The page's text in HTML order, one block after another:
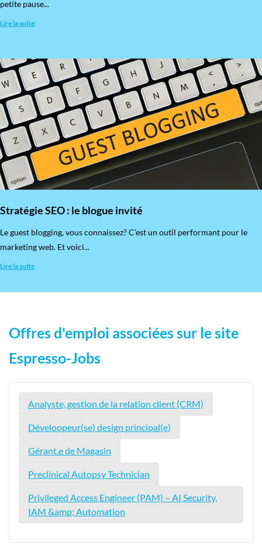
petite pause...
Lire la suite
Stratégie SEO : le blogue invité
​Le guest blogging, vous connaissez? C’est un outil performant pour le
marketing web. Et voici...
Lire la suite
Offres d'emploi associées sur le site
Espresso-Jobs
Analyste, gestion de la relation client (CRM)
Développeur(se) design principal(e)
Gérant.e de Magasin
Preclinical Autopsy Technician
Privileged Access Engineer (PAM) – AI Security,
IAM &amp; Automation